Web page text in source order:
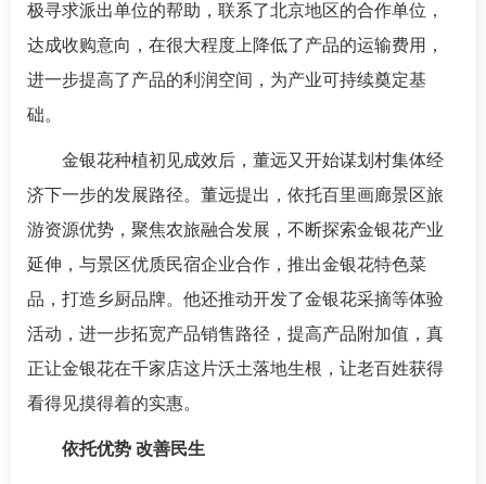
极寻求派出单位的帮助，联系了北京地区的合作单位，
达成收购意向，在很大程度上降低了产品的运输费用，
进一步提高了产品的利润空间，为产业可持续奠定基
础。
金银花种植初见成效后，董远又开始谋划村集体经
济下一步的发展路径。董远提出，依托百里画廊景区旅
游资源优势，聚焦农旅融合发展，不断探索金银花产业
延伸，与景区优质民宿企业合作，推出金银花特色菜
品，打造乡厨品牌。他还推动开发了金银花采摘等体验
活动，进一步拓宽产品销售路径，提高产品附加值，真
正让金银花在千家店这片沃土落地生根，让老百姓获得
看得见摸得着的实惠。
依托优势 改善民生